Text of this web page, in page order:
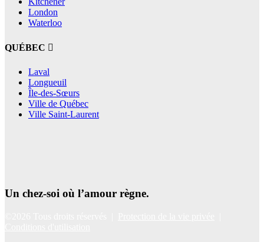
London
Waterloo
QUÉBEC
Laval
Longueuil
Île-des-Sœurs
Ville de Québec
Ville Saint-Laurent
Un chez-soi où l’amour règne.